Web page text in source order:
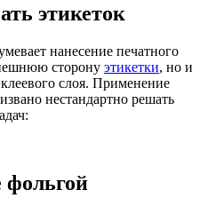
этикеток
нанесение печатного
сторону этикетки, но и
слоя. Применение
нестандартно решать
фольгой